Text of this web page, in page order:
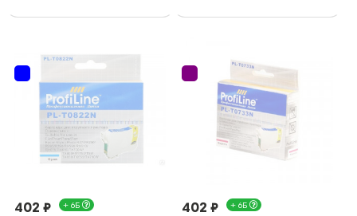
402 ₽ + 6Б 402 ₽ + 6Б